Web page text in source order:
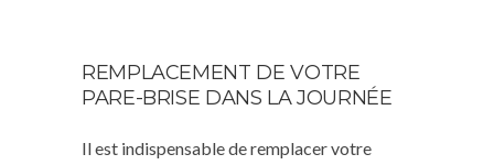
REMPLACEMENT DE VOTRE
PARE-BRISE DANS LA JOURNÉE
Il est indispensable de remplacer votre